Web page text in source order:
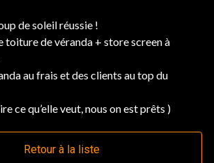
de soleil réussie !
toiture de véranda + store screen à
au frais et des clients au top du
ce qu’elle veut, nous on est prêts )
Retour à la liste